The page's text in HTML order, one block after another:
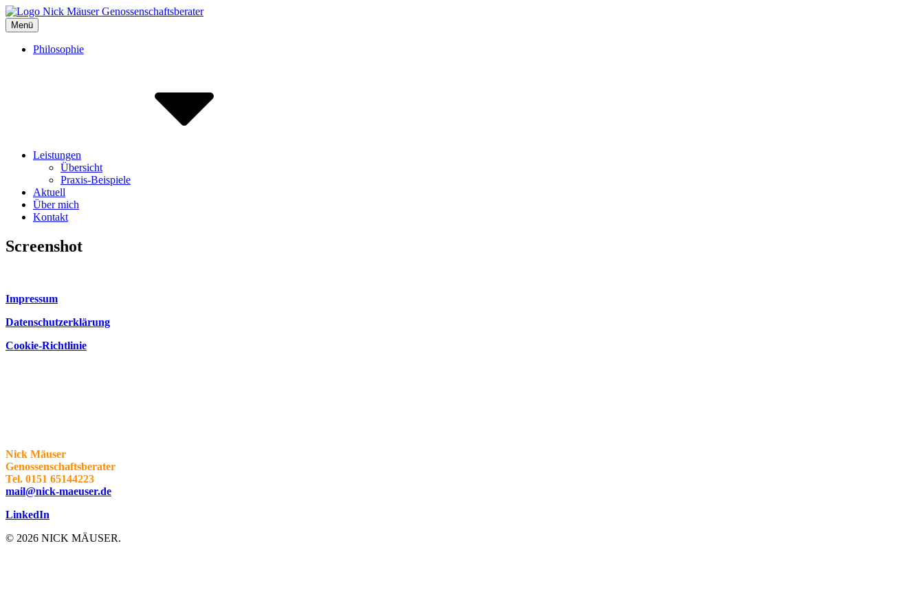
Inhalte
überspringen
NICK MÄUSER
… bringt Genossenschaften voran.
Menü
Philosophie
Leistungen
Übersicht
Praxis-Beispiele
Aktuell
Über mich
Kontakt
Screenshot
Impressum
Datenschutzerklärung
Cookie-Richtlinie
Nick Mäuser
Genossenschaftsberater
Tel. 0151 65144223
mail@nick-maeuser.de
LinkedIn
© 2026 NICK MÄUSER.